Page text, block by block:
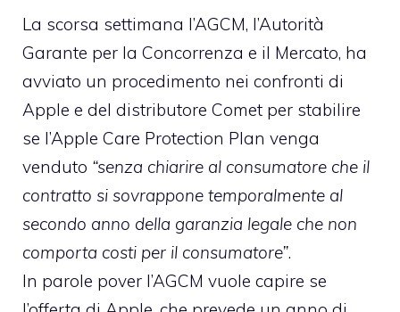
La scorsa settimana l’AGCM, l’Autorità
Garante per la Concorrenza e il Mercato, ha
avviato un procedimento nei confronti di
Apple e del distributore Comet per stabilire
se l’Apple Care Protection Plan venga
venduto “senza chiarire al consumatore che il
contratto si sovrappone temporalmente al
secondo anno della garanzia legale che non
comporta costi per il consumatore”.
In parole pover l’AGCM vuole capire se